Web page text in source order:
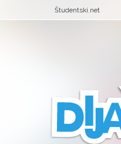
Študentski.net